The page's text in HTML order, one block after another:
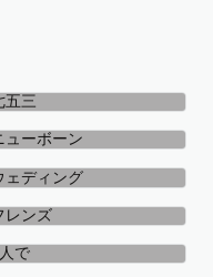
七五三
ニューボーン
ウェディング
フレンズ